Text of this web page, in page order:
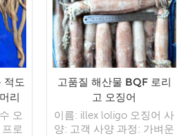
배
이내
왕
지불: 보자마자 TT / С확인
된 취소 불가능한 LC 배송:
입금 확인 후 20일 이내 원
산지: 중국 브랜드: 푸 완 행
적도
리
오
로
고품질 해산물 BQF 로리
고 오징어
이름: illex loligo 오징어 사
양: 고객 사양 과정: 가벼운